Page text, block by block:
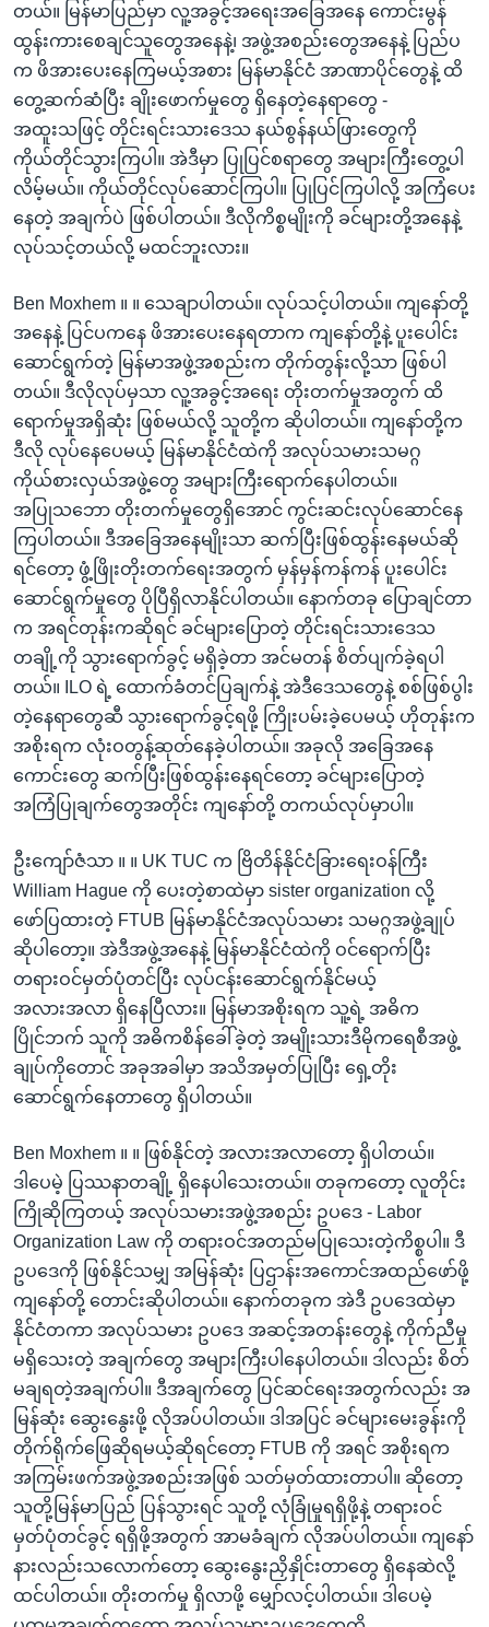
တယ်။ မြန်မာပြည်မှာ လူ့အခွင့်အရေးအခြေအနေ ကောင်းမွန်
ထွန်းကားစေချင်သူတွေအနေနဲ့၊ အဖွဲ့အစည်းတွေအနေနဲ့ ပြည်ပ
က ဖိအားပေးနေကြမယ့်အစား မြန်မာနိုင်ငံ အာဏာပိုင်တွေနဲ့ ထိ
တွေ့ဆက်ဆံပြီး ချိုးဖောက်မှုတွေ ရှိနေတဲ့နေရာတွေ -
အထူးသဖြင့် တိုင်းရင်းသားဒေသ နယ်စွန်နယ်ဖြားတွေကို
ကိုယ်တိုင်သွားကြပါ။ အဲဒီမှာ ပြုပြင်စရာတွေ အများကြီးတွေ့ပါ
လိမ့်မယ်။ ကိုယ်တိုင်လုပ်ဆောင်ကြပါ။ ပြုပြင်ကြပါလို့ အကြံပေး
နေတဲ့ အချက်ပဲ ဖြစ်ပါတယ်။ ဒီလိုကိစ္စမျိုးကို ခင်များတို့အနေနဲ့
လုပ်သင့်တယ်လို့ မထင်ဘူးလား။
Ben Moxhem ။ ။ သေချာပါတယ်။ လုပ်သင့်ပါတယ်။ ကျနော်တို့
အနေနဲ့ ပြင်ပကနေ ဖိအားပေးနေရတာက ကျနော်တို့နဲ့ ပူးပေါင်း
ဆောင်ရွက်တဲ့ မြန်မာအဖွဲ့အစည်းက တိုက်တွန်းလို့သာ ဖြစ်ပါ
တယ်။ ဒီလိုလုပ်မှသာ လူ့အခွင့်အရေး တိုးတက်မှုအတွက် ထိ
ရောက်မှုအရှိဆုံး ဖြစ်မယ်လို့ သူတို့က ဆိုပါတယ်။ ကျနော်တို့က
ဒီလို လုပ်နေပေမယ့် မြန်မာနိုင်ငံထဲကို အလုပ်သမားသမဂ္ဂ
ကိုယ်စားလှယ်အဖွဲ့တွေ အများကြီးရောက်နေပါတယ်။
အပြုသဘော တိုးတက်မှုတွေရှိအောင် ကွင်းဆင်းလုပ်ဆောင်နေ
ကြပါတယ်။ ဒီအခြေအနေမျိုးသာ ဆက်ပြီးဖြစ်ထွန်းနေမယ်ဆို
ရင်တော့ ဖွံ့ဖြိုးတိုးတက်ရေးအတွက် မှန်မှန်ကန်ကန် ပူးပေါင်း
ဆောင်ရွက်မှုတွေ ပိုပြီရှိလာနိုင်ပါတယ်။ နောက်တခု ပြောချင်တာ
က အရင်တုန်းကဆိုရင် ခင်များပြောတဲ့ တိုင်းရင်းသားဒေသ
တချို့ကို သွားရောက်ခွင့် မရှိခဲ့တာ အင်မတန် စိတ်ပျက်ခဲ့ရပါ
တယ်။ ILO ရဲ့ ထောက်ခံတင်ပြချက်နဲ့ အဲဒီဒေသတွေနဲ့ စစ်ဖြစ်ပွါး
တဲ့နေရာတွေဆီ သွားရောက်ခွင့်ရဖို့ ကြိုးပမ်းခဲ့ပေမယ့် ဟိုတုန်းက
အစိုးရက လုံးဝတွန့်ဆုတ်နေခဲ့ပါတယ်။ အခုလို အခြေအနေ
ကောင်းတွေ ဆက်ပြီးဖြစ်ထွန်းနေရင်တော့ ခင်များပြောတဲ့
အကြံပြုချက်တွေအတိုင်း ကျနော်တို့ တကယ်လုပ်မှာပါ။
ဦးကျော်ဇံသာ ။ ။ UK TUC က ဗြိတိန်နိုင်ငံခြားရေးဝန်ကြီး
William Hague ကို ပေးတဲ့စာထဲမှာ sister organization လို့
ဖော်ပြထားတဲ့ FTUB မြန်မာနိုင်ငံအလုပ်သမား သမဂ္ဂအဖွဲ့ချုပ်
ဆိုပါတော့။ အဲဒီအဖွဲ့အနေနဲ့ မြန်မာနိုင်ငံထဲကို ဝင်ရောက်ပြီး
တရားဝင်မှတ်ပုံတင်ပြီး လုပ်ငန်းဆောင်ရွက်နိုင်မယ့်
အလားအလာ ရှိနေပြီလား။ မြန်မာအစိုးရက သူ့ရဲ့ အဓိက
ပြိုင်ဘက် သူကို အဓိကစိန်ခေါ်ခဲ့တဲ့ အမျိုးသားဒီမိုကရေစီအဖွဲ့
ချုပ်ကိုတောင် အခုအခါမှာ အသိအမှတ်ပြုပြီး ရှေ့တိုး
ဆောင်ရွက်နေတာတွေ ရှိပါတယ်။
Ben Moxhem ။ ။ ဖြစ်နိုင်တဲ့ အလားအလာတော့ ရှိပါတယ်။
ဒါပေမဲ့ ပြဿနာတချို့ ရှိနေပါသေးတယ်။ တခုကတော့ လူတိုင်း
ကြိုဆိုကြတယ့် အလုပ်သမားအဖွဲ့အစည်း ဥပဒေ - Labor
Organization Law ကို တရားဝင်အတည်မပြုသေးတဲ့ကိစ္စပါ။ ဒီ
ဥပဒေကို ဖြစ်နိုင်သမျှ အမြန်ဆုံး ပြဌာန်းအကောင်အထည်ဖော်ဖို့
ကျနော်တို့ တောင်းဆိုပါတယ်။ နောက်တခုက အဲဒီ ဥပဒေထဲမှာ
နိုင်ငံတကာ အလုပ်သမား ဥပဒေ အဆင့်အတန်းတွေနဲ့ ကိုက်ညီမှု
မရှိသေးတဲ့ အချက်တွေ အများကြီးပါနေပါတယ်။ ဒါလည်း စိတ်
မချရတဲ့အချက်ပါ။ ဒီအချက်တွေ ပြင်ဆင်ရေးအတွက်လည်း အ
မြန်ဆုံး ဆွေးနွေးဖို့ လိုအပ်ပါတယ်။ ဒါအပြင် ခင်များမေးခွန်းကို
တိုက်ရိုက်ဖြေဆိုရမယ့်ဆိုရင်တော့ FTUB ကို အရင် အစိုးရက
အကြမ်းဖက်အဖွဲ့အစည်းအဖြစ် သတ်မှတ်ထားတာပါ။ ဆိုတော့
သူတို့မြန်မာပြည် ပြန်သွားရင် သူတို့ လုံခြုံမှုရရှိဖို့နဲ့ တရားဝင်
မှတ်ပုံတင်ခွင့် ရရှိဖို့အတွက် အာမခံချက် လိုအပ်ပါတယ်။ ကျနော်
နားလည်းသလောက်တော့ ဆွေးနွေးညှိနှိုင်းတာတွေ ရှိနေဆဲလို့
ထင်ပါတယ်။ တိုးတက်မှု ရှိလာဖို့ မျှော်လင့်ပါတယ်။ ဒါပေမဲ့